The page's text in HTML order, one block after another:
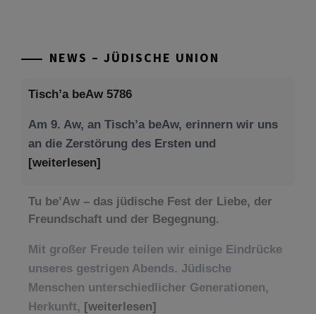
NEWS – JÜDISCHE UNION
Tisch’a beAw 5786
Am 9. Aw, an Tisch’a beAw, erinnern wir uns
an die Zerstörung des Ersten und
[weiterlesen]
Tu be’Aw – das jüdische Fest der Liebe, der
Freundschaft und der Begegnung.
Mit großer Freude teilen wir einige Eindrücke
unseres gestrigen Abends. Jüdische
Menschen unterschiedlicher Generationen,
Herkunft, [weiterlesen]